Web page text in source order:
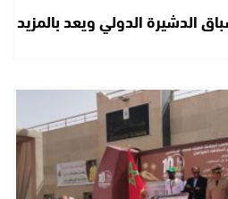
الدشيرة الدولي ويعد بالمزيد